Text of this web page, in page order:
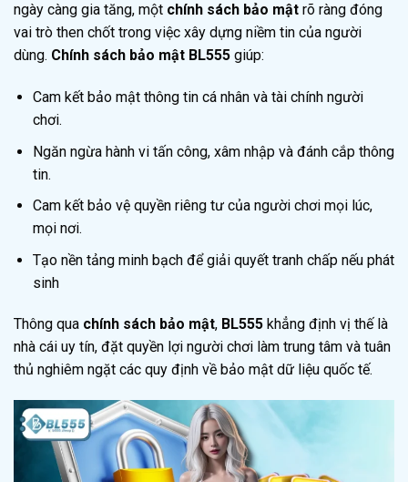
ngày càng gia tăng, một chính sách bảo mật rõ ràng đóng
vai trò then chốt trong việc xây dựng niềm tin của người
dùng. Chính sách bảo mật BL555 giúp:
Cam kết bảo mật thông tin cá nhân và tài chính người
chơi.
Ngăn ngừa hành vi tấn công, xâm nhập và đánh cắp thông
tin.
Cam kết bảo vệ quyền riêng tư của người chơi mọi lúc,
mọi nơi.
Tạo nền tảng minh bạch để giải quyết tranh chấp nếu phát
sinh
Thông qua chính sách bảo mật, BL555 khẳng định vị thế là
nhà cái uy tín, đặt quyền lợi người chơi làm trung tâm và tuân
thủ nghiêm ngặt các quy định về bảo mật dữ liệu quốc tế.